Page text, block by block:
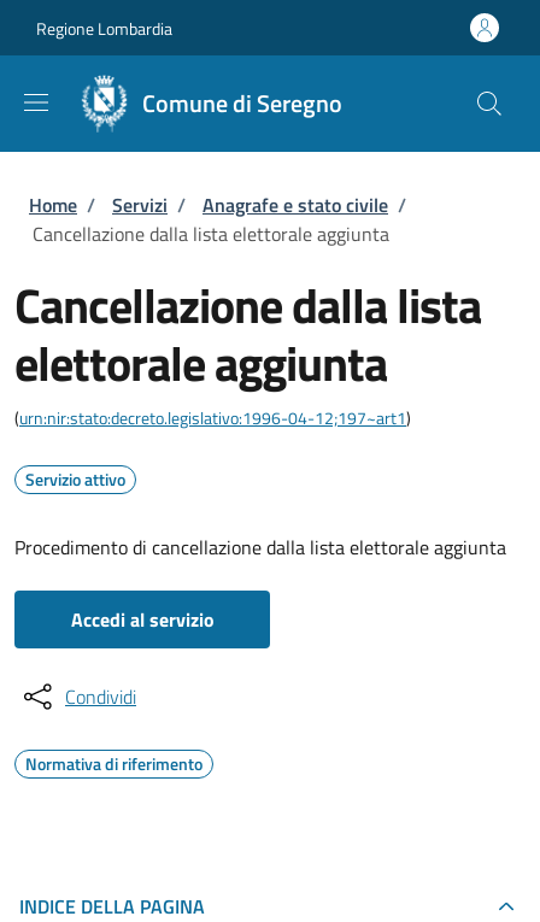
Regione Lombardia
Comune di Seregno
Briciole di pane
Home / Servizi / Anagrafe e stato civile /
Cancellazione dalla lista elettorale aggiunta
Cancellazione dalla lista
elettorale aggiunta
(urn:nir:stato:decreto.legislativo:1996-04-12;197~art1)
Servizio attivo
Procedimento di cancellazione dalla lista elettorale aggiunta
Accedi al servizio
Condividi
Normativa di riferimento
INDICE DELLA PAGINA